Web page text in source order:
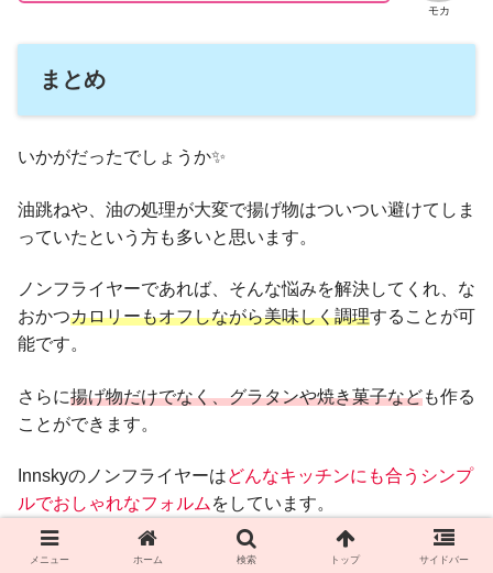
モカ
まとめ
いかがだったでしょうか✨
油跳ねや、油の処理が大変で揚げ物はついつい避けてしま
っていたという方も多いと思います。
ノンフライヤーであれば、そんな悩みを解決してくれ、な
おかつカロリーもオフしながら美味しく調理することが可
能です。
さらに揚げ物だけでなく、グラタンや焼き菓子なども作る
ことができます。
Innskyのノンフライヤーはどんなキッチンにも合うシンプ
ルでおしゃれなフォルム をしています。
購入を検討されている方は是非参考にしてくださいね✨
メニュー ホーム 検索 トップ サイドバー